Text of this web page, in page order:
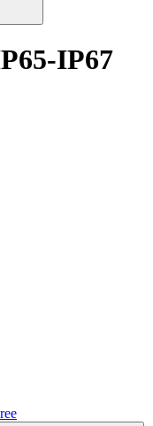
IP67